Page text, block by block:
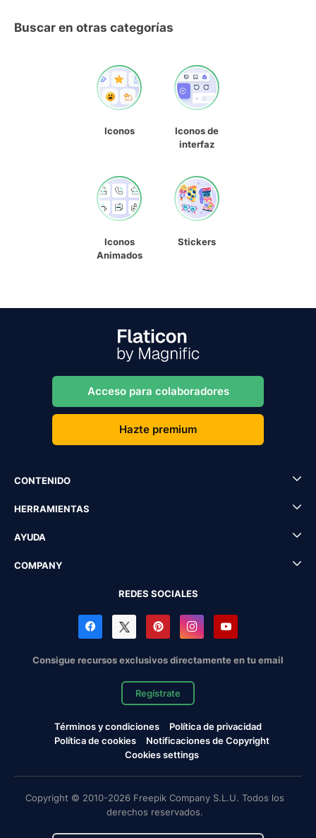
Buscar en otras categorías
Iconos
Iconos de
interfaz
Iconos
Animados
Stickers
Acceso para colaboradores
Hazte premium
CONTENIDO
HERRAMIENTAS
AYUDA
COMPANY
REDES SOCIALES
Consigue recursos exclusivos directamente en tu email
Regístrate
Términos y condiciones
Política de privacidad
Política de cookies
Notificaciones de Copyright
Cookies settings
Copyright © 2010-2026 Freepik Company S.L.U. Todos los
derechos reservados.